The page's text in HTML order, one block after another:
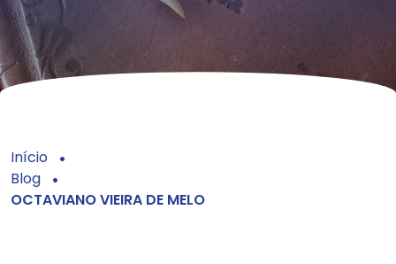
Início
Blog
OCTAVIANO VIEIRA DE MELO